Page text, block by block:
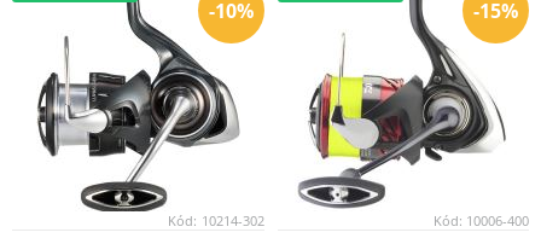
-10%
Kód: 10214-302
-15%
Kód: 10006-400